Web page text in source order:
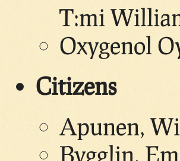
T:mi
Oxygenol
Citizens
Apunen,
Bygglin,